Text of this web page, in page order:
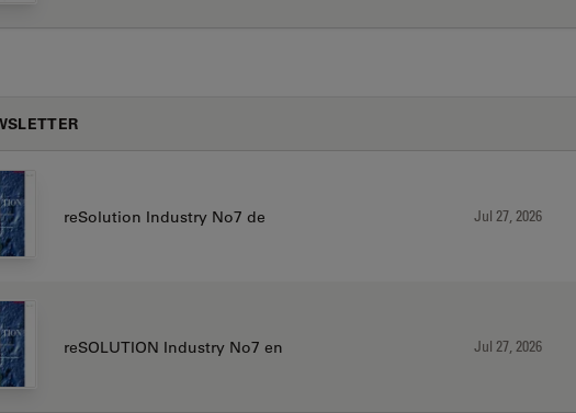
reSolution Industry No7 de Jul 27, 2026
reSOLUTION Industry No7 en Jul 27, 2026